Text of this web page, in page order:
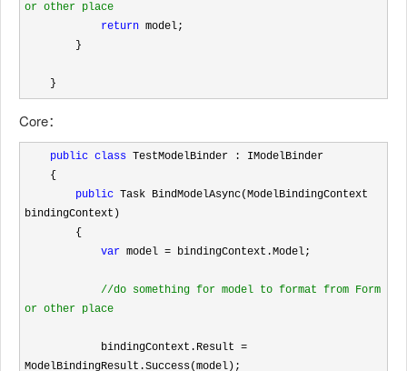
or other place
return model;
    }
Core：
public class TestModelBinder : IModelBinder
public Task BindModelAsync(ModelBindingContext
bindingContext)
var model = bindingContext.Model;
//do something for model to format from Form
or other place
            bindingContext.Result
=
ModelBindingResult.Success(model);